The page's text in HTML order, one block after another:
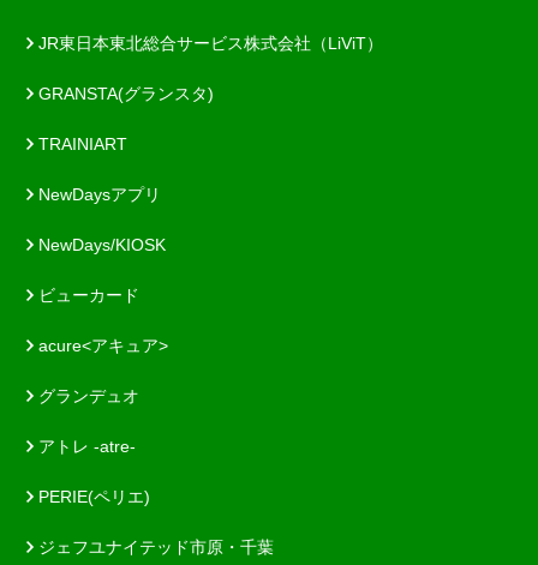
JR東日本東北総合サービス株式会社（LiViT）
GRANSTA(グランスタ)
TRAINIART
NewDaysアプリ
NewDays/KIOSK
ビューカード
acure<アキュア>
グランデュオ
アトレ -atre-
PERIE(ペリエ)
ジェフユナイテッド市原・千葉